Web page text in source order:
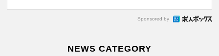
Sponsored by
NEWS CATEGORY